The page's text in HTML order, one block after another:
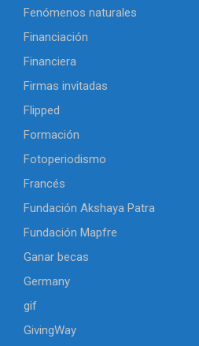
Fenómenos naturales
Financiación
Financiera
Firmas invitadas
Flipped
Formación
Fotoperiodismo
Francés
Fundación Akshaya Patra
Fundación Mapfre
Ganar becas
Germany
gif
GivingWay